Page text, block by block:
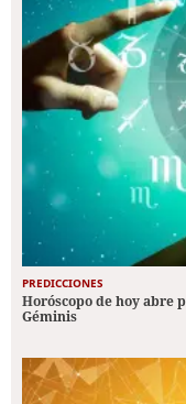
PREDICCIONES
Horóscopo de hoy abre
Géminis